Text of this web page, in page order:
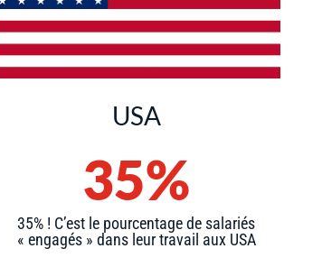
USA
35%
35% ! C’est le pourcentage de salariés
« engagés » dans leur travail aux USA